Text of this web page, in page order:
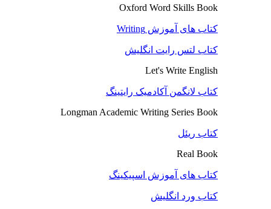
Oxford Word Skills Book
کتاب های آموزش Writing
کتاب لتس رایت انگلیش
Let's Write English
کتاب لانگمن آکادمیک رایتینگ
Longman Academic Writing Series Book
کتاب ریئل
Real Book
کتاب های آموزش اسپیکینگ
کتاب ورد انگلیش